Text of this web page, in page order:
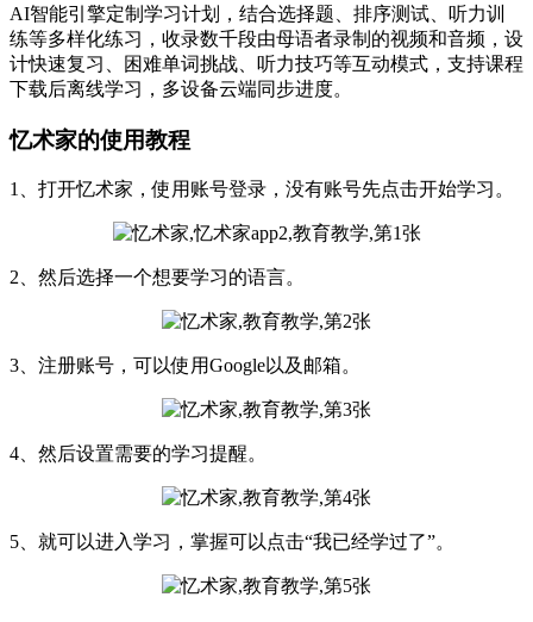
AI智能引擎定制学习计划，结合选择题、排序测试、听力训
练等多样化练习，收录数千段由母语者录制的视频和音频，设
计快速复习、困难单词挑战、听力技巧等互动模式，支持课程
下载后离线学习，多设备云端同步进度。
忆术家的使用教程
1、打开忆术家，使用账号登录，没有账号先点击开始学习。
2、然后选择一个想要学习的语言。
3、注册账号，可以使用Google以及邮箱。
4、然后设置需要的学习提醒。
5、就可以进入学习，掌握可以点击“我已经学过了”。